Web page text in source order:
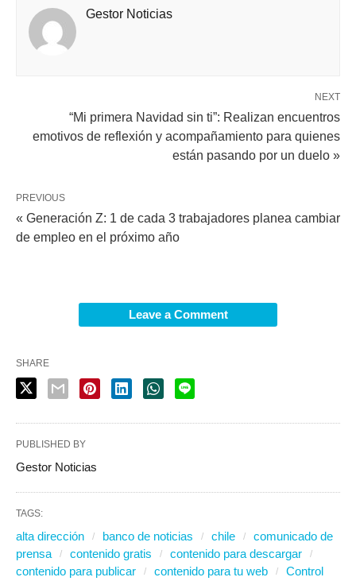
Gestor Noticias
NEXT
“Mi primera Navidad sin ti”: Realizan encuentros
emotivos de reflexión y acompañamiento para quienes
están pasando por un duelo »
PREVIOUS
« Generación Z: 1 de cada 3 trabajadores planea cambiar
de empleo en el próximo año
Leave a Comment
SHARE
PUBLISHED BY
Gestor Noticias
TAGS:
alta dirección banco de noticias chile
comunicado de
prensa
contenido gratis
contenido para descargar
contenido para publicar
contenido para tu web
Control